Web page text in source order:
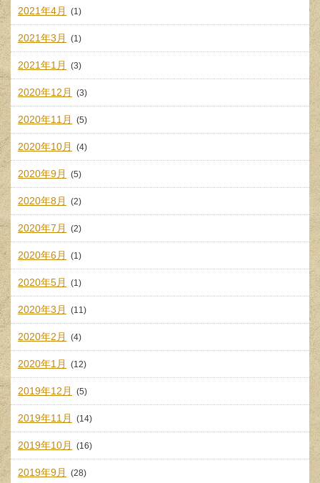
2021年4月 (1)
2021年3月 (1)
2021年1月 (3)
2020年12月 (3)
2020年11月 (5)
2020年10月 (4)
2020年9月 (5)
2020年8月 (2)
2020年7月 (2)
2020年6月 (1)
2020年5月 (1)
2020年3月 (11)
2020年2月 (4)
2020年1月 (12)
2019年12月 (5)
2019年11月 (14)
2019年10月 (16)
2019年9月 (28)